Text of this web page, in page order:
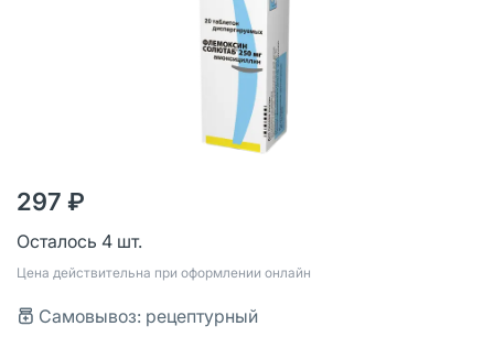
297 ₽
Осталось 4 шт.
Цена действительна при оформлении онлайн
Самовывоз: рецептурный